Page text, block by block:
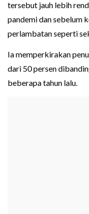
tersebut jauh lebih
pandemi dan sebelum
perlambatan seperti
Ia memperkirakan
dari 50 persen
beberapa tahun lalu.